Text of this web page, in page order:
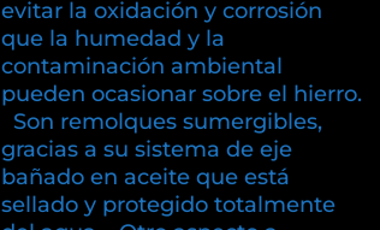
evitar la oxidación y corrosión
que la humedad y la
contaminación ambiental
pueden ocasionar sobre el hierro.
Son remolques sumergibles,
gracias a su sistema de eje
bañado en aceite que está
sellado y protegido totalmente